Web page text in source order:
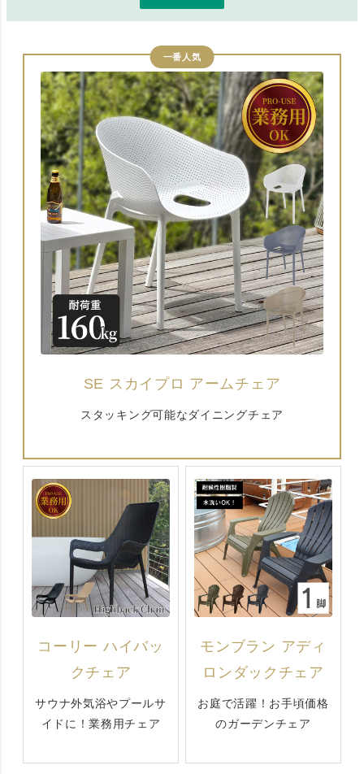
コーリー ハイバッ
クチェア
サウナ外気浴やプールサ
イドに！業務用チェア
SE スカイプロ アームチェア
スタッキング可能なダイニングチェア
モンブラン アディ
ロンダックチェア
お庭で活躍！お手頃価格
のガーデンチェア